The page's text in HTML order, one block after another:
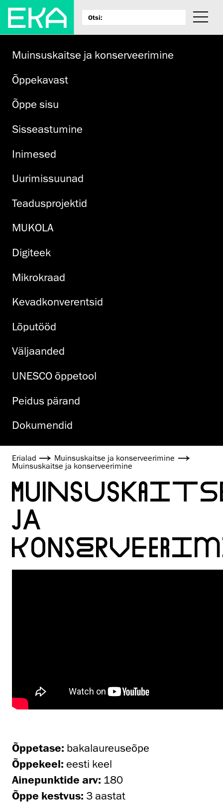
Muinsuskaitse ja konserveerimine
Õppekavast
Õppe sisu
Sisseastumine
Inimesed
Uurimissuunad
Teadusprojektid
MUKOLA
Digiteek
Mikrokraad
Kevadkonverentsid
Lõputööd
Väljaanded
UNESCO õppetool
Peidus pärand
Dokumendid
Erialad
Muinsuskaitse ja konserveerimine
Muinsuskaitse ja konserveerimine
JA
Õppetase: bakalaureuseõpe
Õppekeel: eesti keel
Ainepunktide arv: 180
Õppe kestvus: 3 aastat